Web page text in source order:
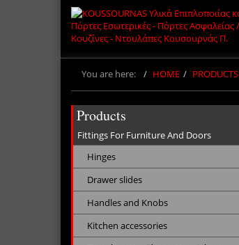
You are here: HOME PRODUCTS
Products
Fittings For Furniture And Doors
Hinges
Drawer slides
Handles and Knobs
Kitchen accessories